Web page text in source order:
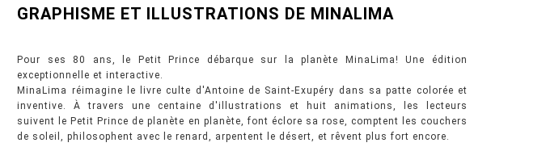
GRAPHISME ET ILLUSTRATIONS DE MINALIMA
Pour ses 80 ans, le Petit Prince débarque sur la planète MinaLima! Une édition
exceptionnelle et interactive.
MinaLima réimagine le livre culte d'Antoine de Saint-Exupéry dans sa patte colorée et
inventive. À travers une centaine d'illustrations et huit animations, les lecteurs
suivent le Petit Prince de planète en planète, font éclore sa rose, comptent les couchers
de soleil, philosophent avec le renard, arpentent le désert, et rêvent plus fort encore.